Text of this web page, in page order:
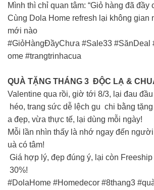
Mình thì chỉ quan tâm: “Giỏ hàng đã đầy
Cùng Dola Home refresh lại không gian
mới nào
#GiỏHàngĐầyChưa #Sale33 #SănDeal
ome #trangtrinhacua
QUÀ TẶNG THÁNG 3 ĐỘC LẠ &
Valentine qua rồi, giờ tới 8/3, lại đau
héo, trang sức dễ lệch gu chi bằng
a đẹp, vừa thực tế, lại dùng mỗi ngày!
Mỗi lần nhìn thấy là nhớ ngay đến
uà có tâm!
Giá hợp lý, đẹp đúng ý, lại còn
30%!
#DolaHome #Homedecor #8thang3